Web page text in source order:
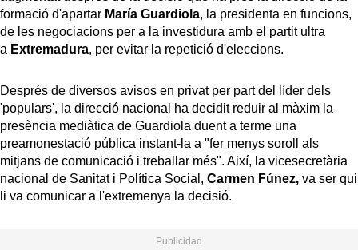
formació d'apartar María Guardiola, la presidenta en funcions,
de les negociacions per a la investidura amb el partit ultra
a Extremadura, per evitar la repetició d'eleccions.
Després de diversos avisos en privat per part del líder dels
'populars', la direcció nacional ha decidit reduir al màxim la
presència mediàtica de Guardiola duent a terme una
preamonestació pública instant-la a "fer menys soroll als
mitjans de comunicació i treballar més". Així, la vicesecretària
nacional de Sanitat i Política Social, Carmen Fúnez, va ser qui
li va comunicar a l'extremenya la decisió.